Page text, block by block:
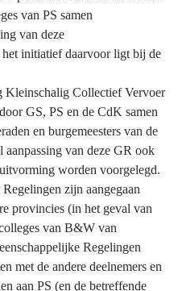
van PS samen
van deze
initiatief daarvoor ligt bij de
Kleinschalig Collectief Vervoer
GS, PS en de CdK samen
en burgemeesters van de
aanpassing van deze GR ook
worden voorgelegd.
zijn aangegaan
provincies (in het geval van
van B&W van
Regelingen
met de andere deelnemers en
aan PS (en de betreffende